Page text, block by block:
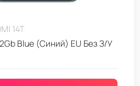
14T
Blue (Синий) EU Без З/У